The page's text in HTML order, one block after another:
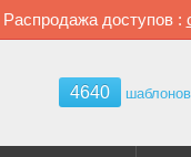
Распродажа доступов :
4640 шаблонов